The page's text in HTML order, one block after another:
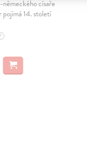
německého císaře
pojímá 14. století